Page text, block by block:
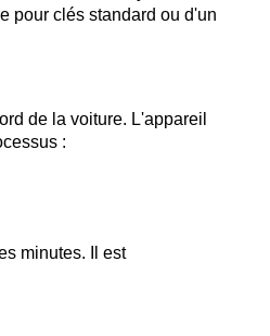
pour clés standard ou d'un
de la voiture. L'appareil
:
minutes. Il est